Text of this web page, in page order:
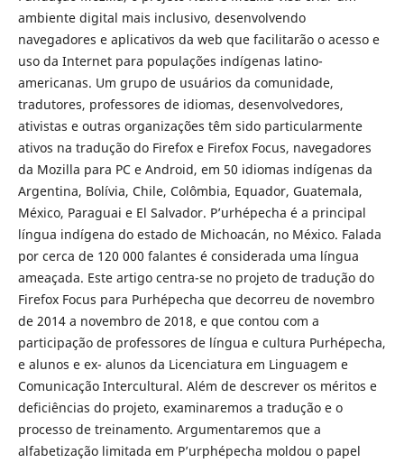
ambiente digital mais inclusivo, desenvolvendo
navegadores e aplicativos da web que facilitarão o acesso e
uso da Internet para populações indígenas latino-
americanas. Um grupo de usuários da comunidade,
tradutores, professores de idiomas, desenvolvedores,
ativistas e outras organizações têm sido particularmente
ativos na tradução do Firefox e Firefox Focus, navegadores
da Mozilla para PC e Android, em 50 idiomas indígenas da
Argentina, Bolívia, Chile, Colômbia, Equador, Guatemala,
México, Paraguai e El Salvador. P’urhépecha é a principal
língua indígena do estado de Michoacán, no México. Falada
por cerca de 120 000 falantes é considerada uma língua
ameaçada. Este artigo centra-se no projeto de tradução do
Firefox Focus para Purhépecha que decorreu de novembro
de 2014 a novembro de 2018, e que contou com a
participação de professores de língua e cultura Purhépecha,
e alunos e ex- alunos da Licenciatura em Linguagem e
Comunicação Intercultural. Além de descrever os méritos e
deficiências do projeto, examinaremos a tradução e o
processo de treinamento. Argumentaremos que a
alfabetização limitada em P’urphépecha moldou o papel